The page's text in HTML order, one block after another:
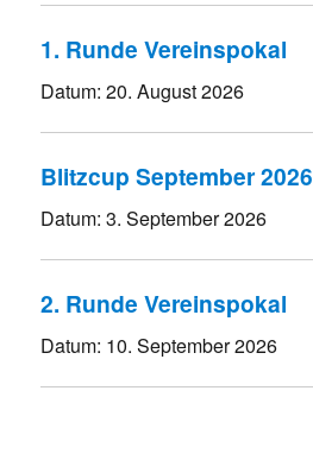
1. Runde Vereinspokal
Datum:20. August 2026
Blitzcup September 2026
Datum:3. September 2026
2. Runde Vereinspokal
Datum: 10. September 2026